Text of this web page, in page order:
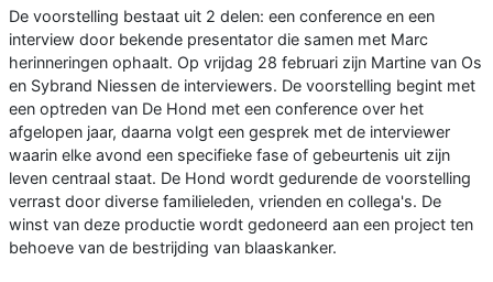
De voorstelling bestaat uit 2 delen: een conference en een
interview door bekende presentator die samen met Marc
herinneringen ophaalt. Op vrijdag 28 februari zijn Martine van Os
en Sybrand Niessen de interviewers. De voorstelling begint met
een optreden van De Hond met een conference over het
afgelopen jaar, daarna volgt een gesprek met de interviewer
waarin elke avond een specifieke fase of gebeurtenis uit zijn
leven centraal staat. De Hond wordt gedurende de voorstelling
verrast door diverse familieleden, vrienden en collega's. De
winst van deze productie wordt gedoneerd aan een project ten
behoeve van de bestrijding van blaaskanker.